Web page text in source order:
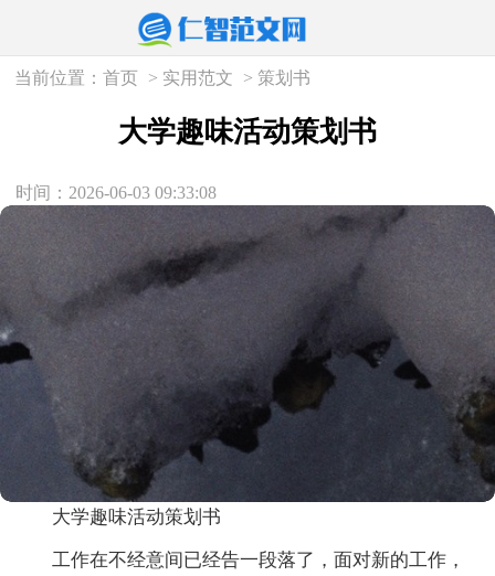
当前位置：首页 > 实用范文 > 策划书
大学趣味活动策划书
时间：2026-06-03 09:33:08
大学趣味活动策划书
工作在不经意间已经告一段落了，面对新的工作，